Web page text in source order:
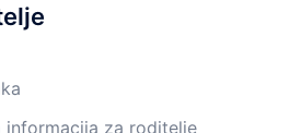
informacija za roditelje